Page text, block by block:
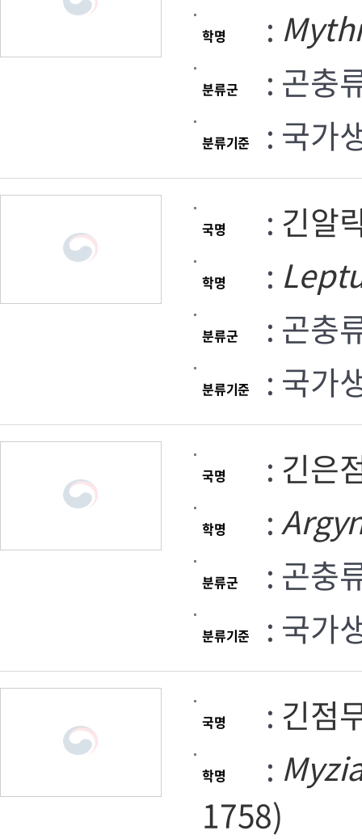
학명 :
분류군 : 곤충
분류기준 : 국가
국명 : 긴알
학명 :
분류군 : 곤충
분류기준 : 국가
국명 : 긴은
학명 :
분류군 : 곤충
분류기준 : 국가
국명 : 긴점
학명 :
1758)